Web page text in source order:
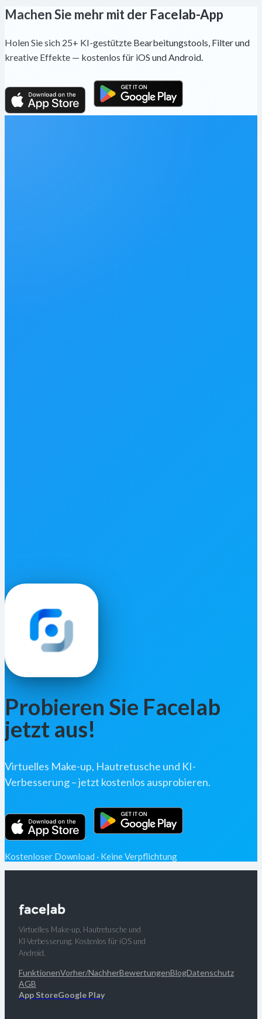
Machen Sie mehr mit der Facelab-App
Holen Sie sich 25+ KI-gestützte Bearbeitungstools, Filter und
kreative Effekte — kostenlos für iOS und Android.
Probieren Sie Facelab
jetzt aus!
Virtuelles Make-up, Hautretusche und KI-
Verbesserung – jetzt kostenlos ausprobieren.
Kostenloser Download · Keine Verpflichtung
Virtuelles Make-up, Hautretusche und
KI-Verbesserung. Kostenlos für iOS und
Android.
FunktionenVorher/NachherBewertungenBlogDatenschutz
AGB
App StoreGoogle Play